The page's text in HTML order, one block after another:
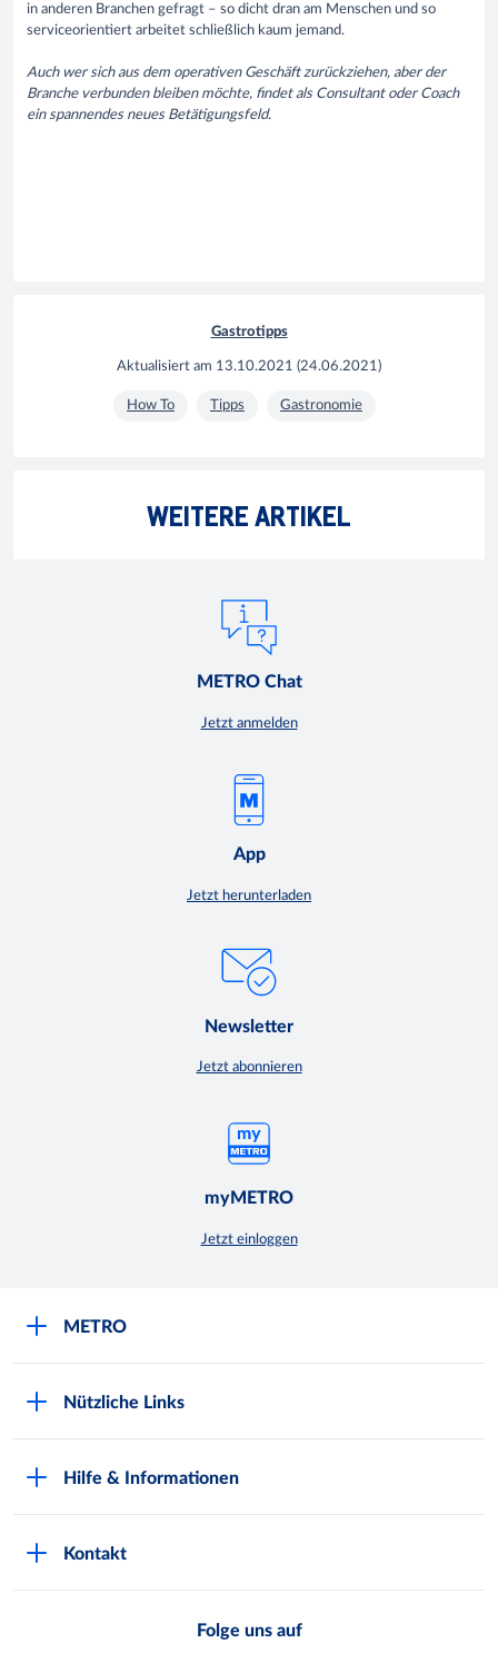
in anderen Branchen gefragt – so dicht dran am Menschen und so
serviceorientiert arbeitet schließlich kaum jemand.
Auch wer sich aus dem operativen Geschäft zurückziehen, aber der
Branche verbunden bleiben möchte, findet als Consultant oder Coach
ein spannendes neues Betätigungsfeld.
Gastrotipps
Aktualisiert am 13.10.2021 (24.06.2021)
How To Tipps Gastronomie
WEITERE ARTIKEL
METRO Chat
Jetzt anmelden
App
Jetzt herunterladen
Newsletter
Jetzt abonnieren
myMETRO
Jetzt einloggen
METRO
Presse
Nützliche Links
Hilfe & Informationen
Kontakt
Folge uns auf